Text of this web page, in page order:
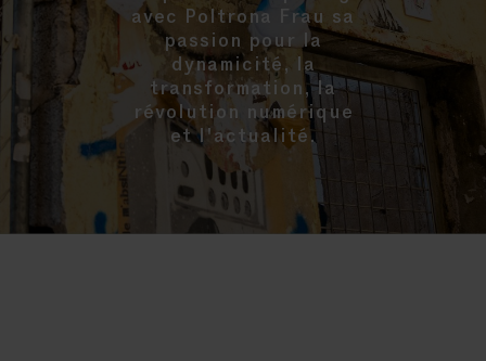
avec Poltrona Frau sa
passion pour la
dynamicité, la
transformation, la
révolution numérique
et l'actualité.